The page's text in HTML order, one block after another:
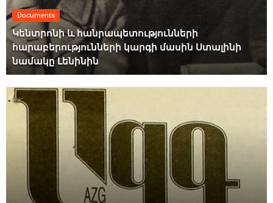
Documents
Կենտրոնի և հանրապետությունների
հարաբերությունների կարգի մասին Ստալինի
նամակը Լենինին